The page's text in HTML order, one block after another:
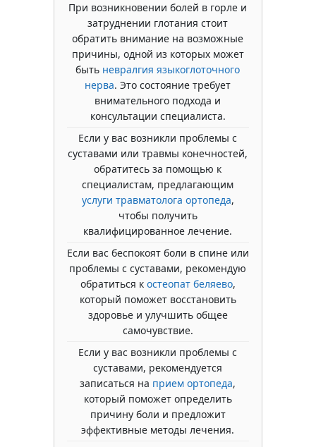
При возникновении болей в горле и
затруднении глотания стоит
обратить внимание на возможные
причины, одной из которых может
быть невралгия языкоглоточного
нерва. Это состояние требует
внимательного подхода и
консультации специалиста.
Если у вас возникли проблемы с
суставами или травмы конечностей,
обратитесь за помощью к
специалистам, предлагающим
услуги травматолога ортопеда,
чтобы получить
квалифицированное лечение.
Если вас беспокоят боли в спине или
проблемы с суставами, рекомендую
обратиться к остеопат беляево,
который поможет восстановить
здоровье и улучшить общее
самочувствие.
Если у вас возникли проблемы с
суставами, рекомендуется
записаться на прием ортопеда,
который поможет определить
причину боли и предложит
эффективные методы лечения.